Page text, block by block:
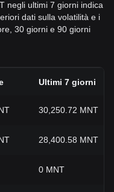
negli ultimi 7 giorni indica
dati sulla volatilità e i
30 giorni e 90 giorni
Ultimi 7 giorni
30,250.72 MNT
28,400.58 MNT
0 MNT